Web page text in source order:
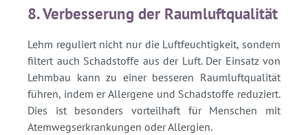
8. Verbesserung der Raumluftqualität
Lehm reguliert nicht nur die Luftfeuchtigkeit, sondern
filtert auch Schadstoffe aus der Luft. Der Einsatz von
Lehmbau kann zu einer besseren Raumluftqualität
führen, indem er Allergene und Schadstoffe reduziert.
Dies ist besonders vorteilhaft für Menschen mit
Atemwegserkrankungen oder Allergien.